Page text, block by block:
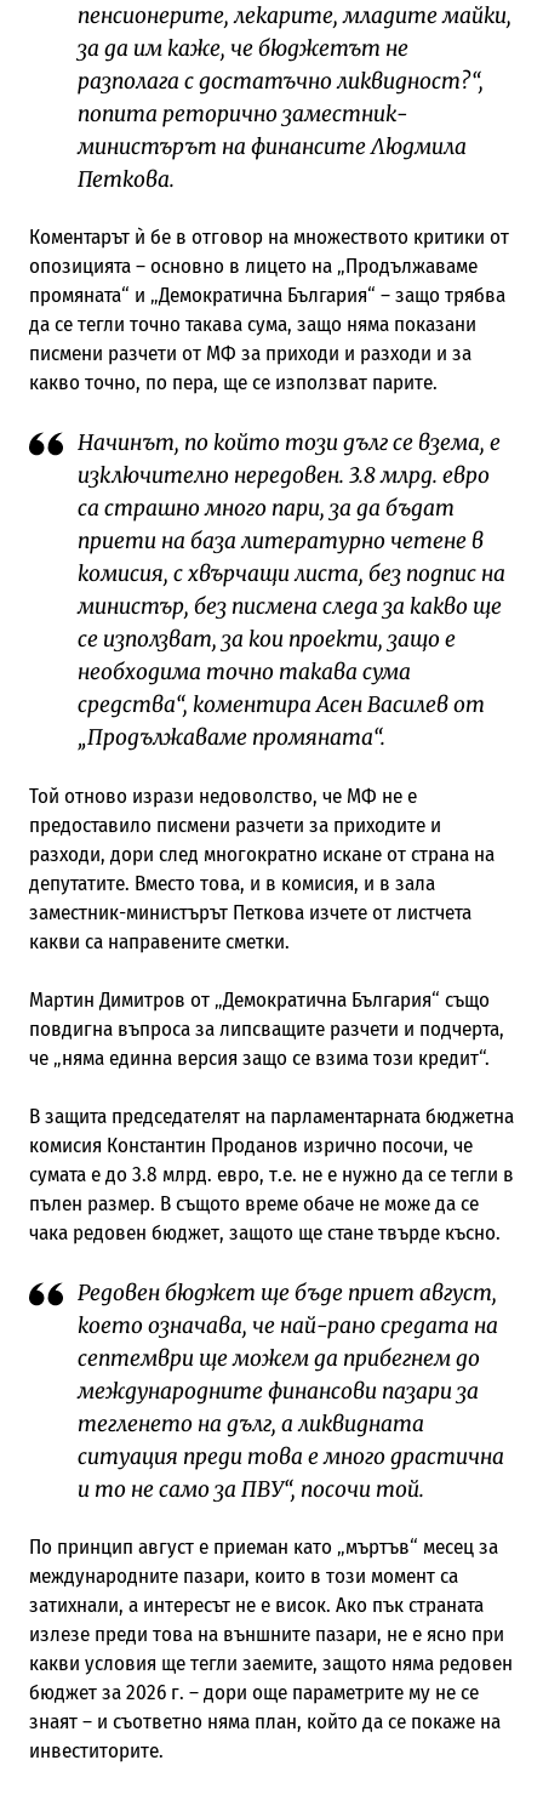
пенсионерите, лекарите, младите майки,
за да им каже, че бюджетът не
разполага с достатъчно ликвидност?“,
попита реторично заместник-
министърът на финансите Людмила
Петкова.
Коментарът ѝ бе в отговор на множеството критики от
опозицията – основно в лицето на „Продължаваме
промяната“ и „Демократична България“ – защо трябва
да се тегли точно такава сума, защо няма показани
писмени разчети от МФ за приходи и разходи и за
какво точно, по пера, ще се използват парите.
Начинът, по който този дълг се взема, е
изключително нередовен. 3.8 млрд. евро
са страшно много пари, за да бъдат
приети на база литературно четене в
комисия, с хвърчащи листа, без подпис на
министър, без писмена следа за какво ще
се използват, за кои проекти, защо е
необходима точно такава сума
средства“, коментира Асен Василев от
„Продължаваме промяната“.
Той отново изрази недоволство, че МФ не е
предоставило писмени разчети за приходите и
разходи, дори след многократно искане от страна на
депутатите. Вместо това, и в комисия, и в зала
заместник-министърът Петкова изчете от листчета
какви са направените сметки.
Мартин Димитров от „Демократична България“ също
повдигна въпроса за липсващите разчети и подчерта,
че „няма единна версия защо се взима този кредит“.
В защита председателят на парламентарната бюджетна
комисия Константин Проданов изрично посочи, че
сумата е до 3.8 млрд. евро, т.е. не е нужно да се тегли в
пълен размер. В същото време обаче не може да се
чака редовен бюджет, защото ще стане твърде късно.
Редовен бюджет ще бъде приет август,
което означава, че най-рано средата на
септември ще можем да прибегнем до
международните финансови пазари за
тегленето на дълг, а ликвидната
ситуация преди това е много драстична
и то не само за ПВУ“, посочи той.
По принцип август е приеман като „мъртъв“ месец за
международните пазари, които в този момент са
затихнали, а интересът не е висок. Ако пък страната
излезе преди това на външните пазари, не е ясно при
какви условия ще тегли заемите, защото няма редовен
бюджет за 2026 г. – дори още параметрите му не се
знаят – и съответно няма план, който да се покаже на
инвеститорите.